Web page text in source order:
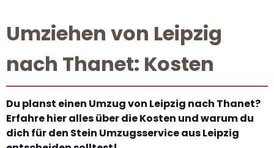
Umziehen von Leipzig
nach Thanet: Kosten
Du planst einen Umzug von Leipzig nach Thanet?
Erfahre hier alles über die Kosten und warum du
dich für den Stein Umzugsservice aus Leipzig